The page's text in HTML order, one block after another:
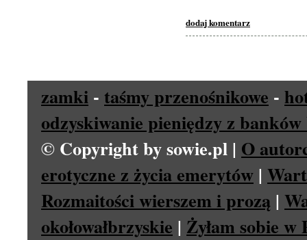
dodaj komentarz
zamki - taśmy przenośnikowe -
odzyskiwanie pieniędzy z banków
© Copyright by sowie.pl | O
erotyczne z życia emerytów |
Rozmaitości wierszem i prozą |
okołowałbrzyskie | Żyłam sobie